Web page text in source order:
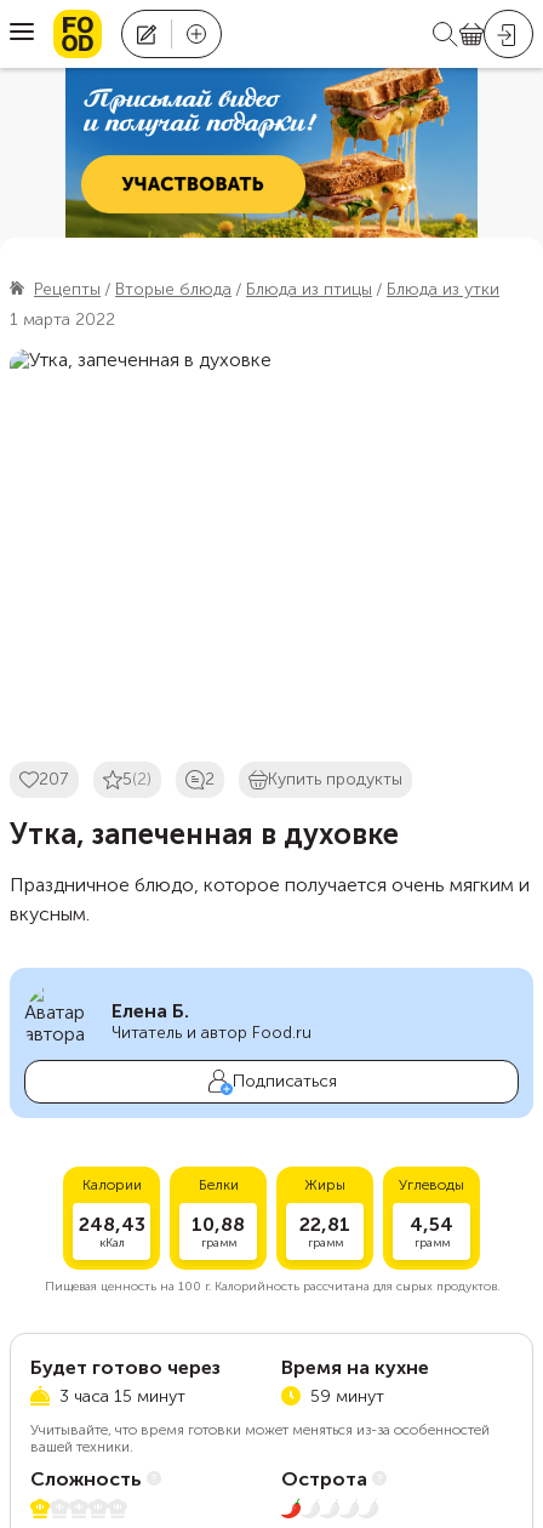
Рецепты Вторые блюда Блюда из птицы
Блюда из утки
1 марта 2022
207 5(2) 2 Купить продукты
Утка, запеченная в духовке
Праздничное блюдо, которое получается очень мягким и
вкусным.
Елена Б.
Читатель и автор Food.ru
Подписаться
Калории
248,43
кКал
Белки
10,88
грамм
Жиры
22,81
грамм
Углеводы
4,54
грамм
Пищевая ценность на 100 г.Калорийность рассчитана для сырых продуктов.
Будет готово через
3 часа 15 минут
Время на кухне
59 минут
Учитывайте, что время готовки может меняться из-за особенностей
вашей техники.
Сложность
1 из 5
Острота
1 из 5